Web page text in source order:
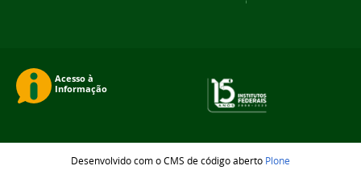
Desenvolvido com o CMS de código aberto Plone